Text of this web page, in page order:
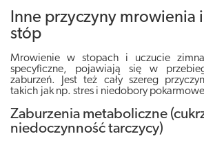
Inne przyczyny mrowienia
stóp
Mrowienie w stopach i uczucie
specyficzne, pojawiają się w
zaburzeń. Jest też cały szereg
takich jak np. stres i niedobory
Zaburzenia metaboliczne
niedoczynność tarczycy)